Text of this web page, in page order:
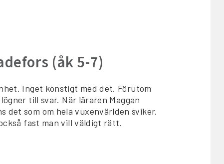
(åk 5-7)
Inget konstigt med det. Förutom
till svar. När läraren Maggan
det som om hela vuxenvärlden sviker.
fast man vill väldigt rätt.